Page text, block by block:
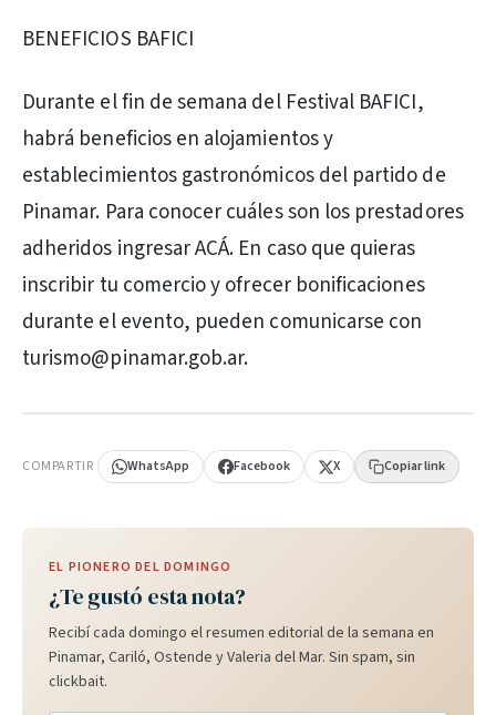
BENEFICIOS BAFICI
Durante el fin de semana del Festival BAFICI,
habrá beneficios en alojamientos y
establecimientos gastronómicos del partido de
Pinamar. Para conocer cuáles son los prestadores
adheridos ingresar ACÁ. En caso que quieras
inscribir tu comercio y ofrecer bonificaciones
durante el evento, pueden comunicarse con
turismo@pinamar.gob.ar.
COMPARTIR WhatsApp Facebook X Copiar link
EL PIONERO DEL DOMINGO
¿Te gustó esta nota?
Recibí cada domingo el resumen editorial de la semana en
Pinamar, Cariló, Ostende y Valeria del Mar. Sin spam, sin
clickbait.